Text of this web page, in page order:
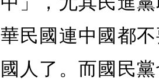
華民國連中國都
國人了。而國民